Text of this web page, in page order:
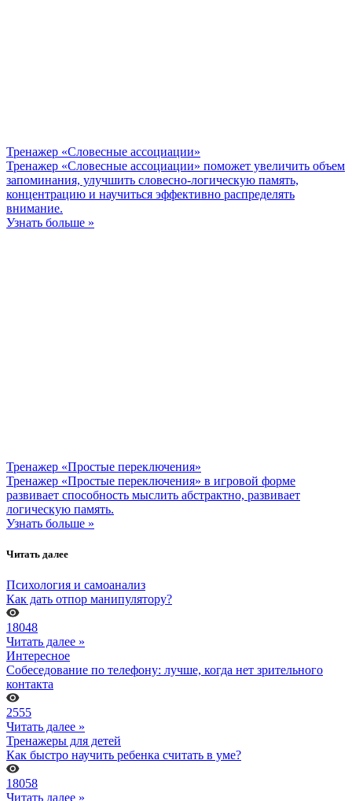
Тренажер «Словесные ассоциации»
Тренажер «Словесные ассоциации» поможет увеличить объем
запоминания, улучшить словесно-логическую память,
концентрацию и научиться эффективно распределять
внимание.
Узнать больше »
Тренажер «Простые переключения»
Тренажер «Простые переключения» в игровой форме
развивает способность мыслить абстрактно, развивает
логическую память.
Узнать больше »
Читать далее
Психология и самоанализ
Как дать отпор манипулятору?
18048
Читать далее »
Интересное
Собеседование по телефону: лучше, когда нет зрительного
контакта
2555
Читать далее »
Тренажеры для детей
Как быстро научить ребенка считать в уме?
18058
Читать далее »